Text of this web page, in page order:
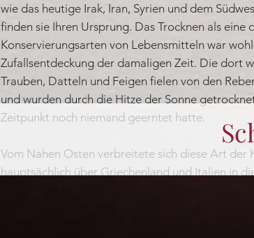
wie das heutige Irak, Iran, Syrien und dem
finden sie Ihren Ursprung. Das Trocknen als eine
Konservierungsarten von Lebensmitteln war
Zufallsentdeckung der damaligen Zeit. Die dort
Trauben, Datteln und Feigen fielen von den
und wurden durch die Hitze der Sonne
Zeitpunkt noch niemand geerntet hatte.
Vom Nahen Osten verbreitete sich diese Art der
hauptsächlich über Griechenland und Italien in